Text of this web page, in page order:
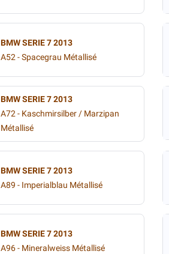
BMW SERIE 7 2013
A52 - Spacegrau Métallisé
BMW SERIE 7 2013
A72 - Kaschmirsilber / Marzipan
Métallisé
BMW SERIE 7 2013
A89 - Imperialblau Métallisé
BMW SERIE 7 2013
A96 - Mineralweiss Métallisé